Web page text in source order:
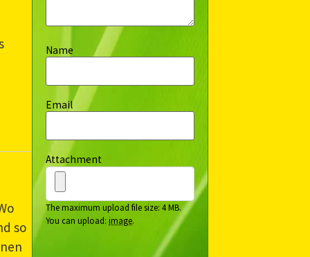
so
Name
Email
Attachment
The maximum upload file size: 4 MB.
You can upload:image.